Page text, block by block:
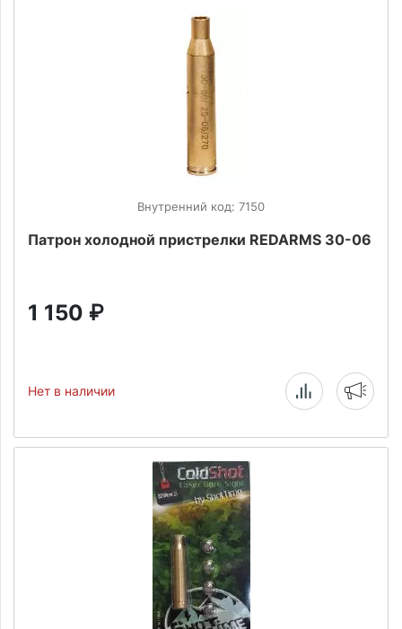
Внутренний код: 7150
Патрон холодной пристрелки REDARMS 30-06
1 150 ₽
Нет в наличии